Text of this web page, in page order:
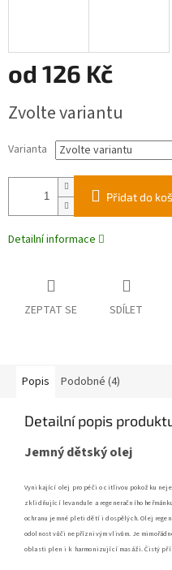
od 126 Kč
cena:
Zvolte variantu
Varianta
Přidat do
Detailní informace
ZEPTAT SE SDÍLET
Popis Podobné (4)
Detailní popis
Jemný dětský olej
Vynikající olej pro péči o citlivou pokožku
zklidňující levandule a regeneračního
ochranu jemné pleti dětí i dospělých. Olej
odolnost vůči nepříznivým vlivům. Je
oblasti plen i k harmonizující masáži. Čistý